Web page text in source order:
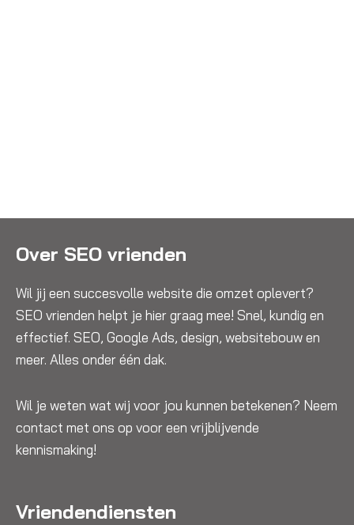
Over SEO vrienden
Wil jij een succesvolle website die omzet oplevert?
SEO vrienden helpt je hier graag mee! Snel, kundig en
effectief. SEO, Google Ads, design, websitebouw en
meer. Alles onder één dak.
Wil je weten wat wij voor jou kunnen betekenen? Neem
contact met ons op voor een vrijblijvende
kennismaking!
Vriendendiensten